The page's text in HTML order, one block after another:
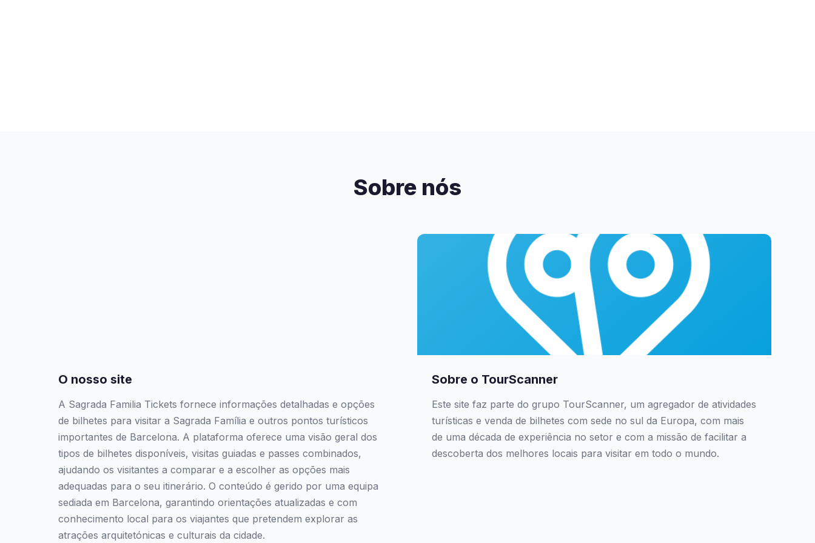
Sobre nós
O nosso site
A Sagrada Familia Tickets fornece informações detalhadas e opções
de bilhetes para visitar a Sagrada Família e outros pontos turísticos
importantes de Barcelona. A plataforma oferece uma visão geral dos
tipos de bilhetes disponíveis, visitas guiadas e passes combinados,
ajudando os visitantes a comparar e a escolher as opções mais
adequadas para o seu itinerário. O conteúdo é gerido por uma equipa
sediada em Barcelona, garantindo orientações atualizadas e com
conhecimento local para os viajantes que pretendem explorar as
atrações arquitetónicas e culturais da cidade.
Sobre o TourScanner
Este site faz parte do grupo TourScanner, um agregador de atividades
turísticas e venda de bilhetes com sede no sul da Europa, com mais
de uma década de experiência no setor e com a missão de facilitar a
descoberta dos melhores locais para visitar em todo o mundo.